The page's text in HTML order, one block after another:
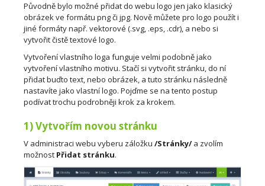
Původně bylo možné přidat do webu logo jen jako klasický
obrázek ve formátu png či jpg. Nově můžete pro logo použít i
jiné formáty např. vektorové (.svg, .eps, .cdr), a nebo si
vytvořit čistě textové logo.
Vytvoření vlastního loga funguje velmi podobně jako
vytvoření vlastního motivu. Stačí si vytvořit stránku, do ní
přidat buďto text, nebo obrázek, a tuto stránku následně
nastavíte jako vlastní logo. Pojďme se na tento postup
podívat trochu podrobněji krok za krokem.
1) Vytvořím novou stránku
V administraci webu vyberu záložku /Stránky/a zvolím
možnost Přidat stránku.